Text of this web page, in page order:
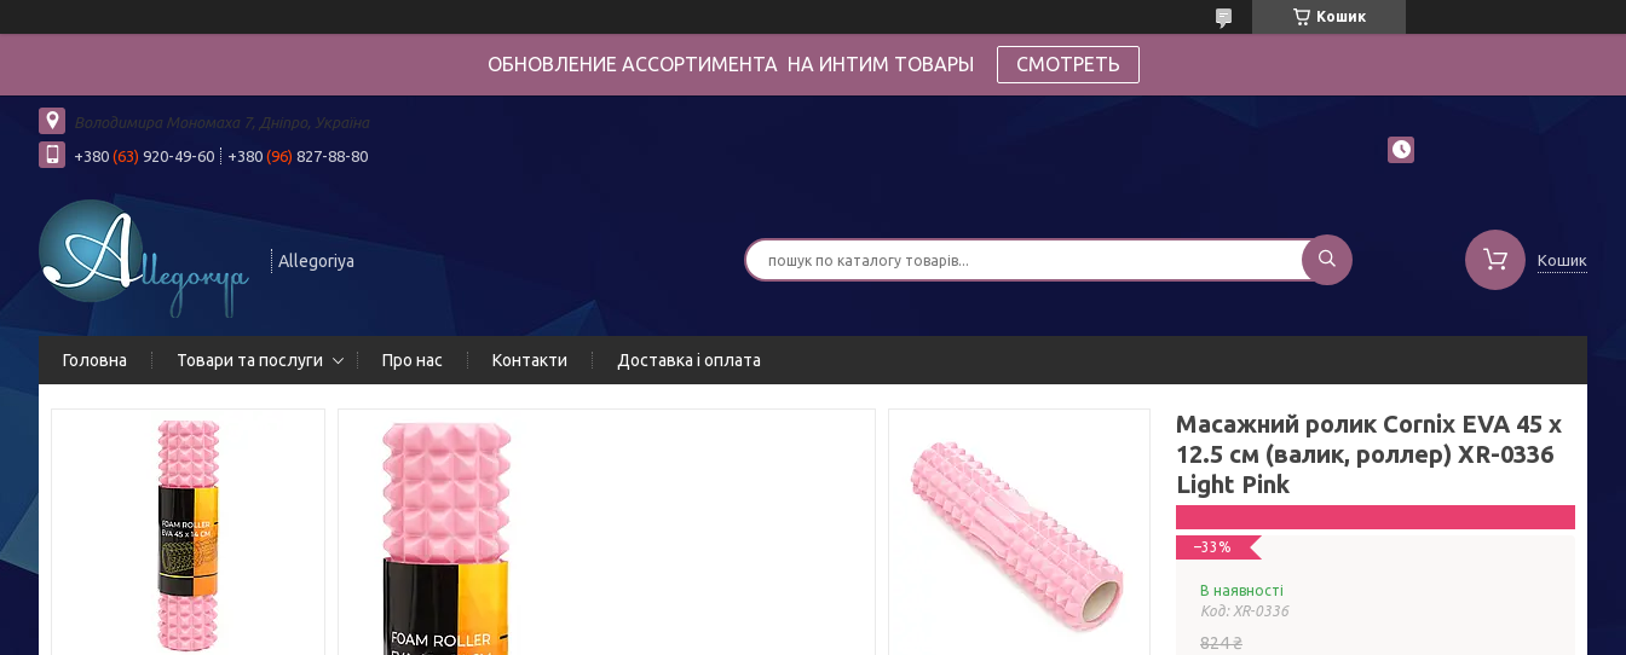
Кошик
ОБНОВЛЕНИЕ АССОРТИМЕНТА НА ИНТИМ ТОВАРЫ СМОТРЕТЬ
Володимира Мономаха 7, Дніпро, Україна
+380 (63) 920-49-60 +380 (96) 827-88-80
Allegoriya Кошик
Головна Товари та послуги Про нас Контакти Доставка і оплата
Масажний ролик Cornix EVA 45 x
12.5 см (валик, роллер) XR-0336
Light Pink
–33%
В наявності
Код: XR-0336
824 ₴